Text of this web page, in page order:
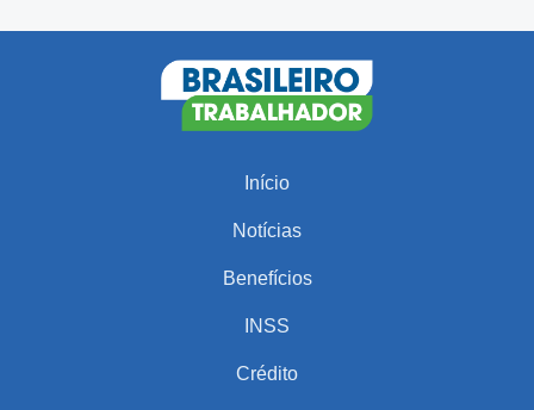
Início
Notícias
Benefícios
INSS
Crédito